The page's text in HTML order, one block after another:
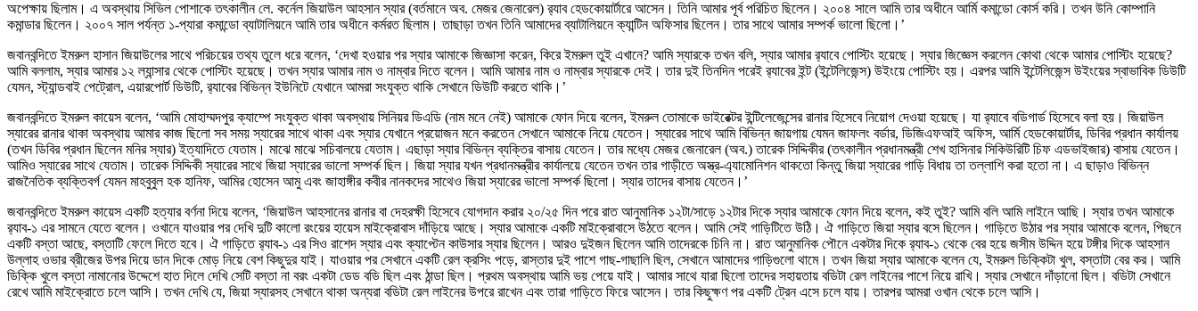
অপেক্ষায় ছিলাম। এ অবস্থায় সিভিল পোশাকে তৎকালীন লে. কর্নেল জিয়াউল আহসান স্যার (বর্তমানে অব. মেজর জেনারেল) র‍্যাব হেডকোয়ার্টারে আসেন। তিনি আমার পূর্ব পরিচিত ছিলেন। ২০০৪ সালে আমি তার অধীনে আর্মি কমান্ডো কোর্স করি। তখন উনি কোম্পানি
কমান্ডার ছিলেন। ২০০৭ সাল পর্যন্ত ১-প্যারা কমান্ডো ব্যাটালিয়নে আমি তার অধীনে কর্মরত ছিলাম। তাছাড়া তখন তিনি আমাদের ব্যাটালিয়নে ক্যান্টিন অফিসার ছিলেন। তার সাথে আমার সম্পর্ক ভালো ছিলো।’
জবানবন্দিতে ইমরুল হাসান জিয়াউলের সাথে পরিচয়ের তথ্য তুলে ধরে বলেন, ‘দেখা হওয়ার পর স্যার আমাকে জিজ্ঞাসা করেন, কিরে ইমরুল তুই এখানে? আমি স্যারকে তখন বলি, স্যার আমার র‍্যাবে পোস্টিং হয়েছে। স্যার জিজ্ঞেস করলেন কোথা থেকে আমার পোস্টিং হয়েছে?
আমি বললাম, স্যার আমার ১২ ল্যান্সার থেকে পোস্টিং হয়েছে। তখন স্যার আমার নাম ও নাম্বার দিতে বলেন। আমি আমার নাম ও নাম্বার স্যারকে দেই। তার দুই তিনদিন পরেই র‍্যাবের ইন্ট (ইন্টেলিজেন্স) উইংয়ে পোস্টিং হয়। এরপর আমি ইন্টেলিজেন্স উইংয়ের স্বাভাবিক ডিউটি
যেমন, স্ট্যান্ডবাই পেট্রোল, এয়ারপোর্ট ডিউটি, র‍্যাবের বিভিন্ন ইউনিটে যেখানে আমরা সংযুক্ত থাকি সেখানে ডিউটি করতে থাকি।’
জবানবন্দিতে ইমরুল কায়েস বলেন, ‘আমি মোহাম্মদপুর ক্যাম্পে সংযুক্ত থাকা অবস্থায় সিনিয়র ডিএডি (নাম মনে নেই) আমাকে ফোন দিয়ে বলেন, ইমরুল তোমাকে ডাইরেক্টর ইন্টিলেজেন্সের রানার হিসেবে নিয়োগ দেওয়া হয়েছে। যা র‍্যাবে বডিগার্ড হিসেবে বলা হয়। জিয়াউল
স্যারের রানার থাকা অবস্থায় আমার কাজ ছিলো সব সময় স্যারের সাথে থাকা এবং স্যার যেখানে প্রয়োজন মনে করতেন সেখানে আমাকে নিয়ে যেতেন। স্যারের সাথে আমি বিভিন্ন জায়গায় যেমন জাফলং বর্ডার, ডিজিএফআই অফিস, আর্মি হেডকোয়ার্টার, ডিবির প্রধান কার্যালয়
(তখন ডিবির প্রধান ছিলেন মনির স্যার) ইত্যাদিতে যেতাম। মাঝে মাঝে সচিবালয়ে যেতাম। এছাড়া স্যার বিভিন্ন ব্যক্তির বাসায় যেতেন। তার মধ্যে মেজর জেনারেল (অব.) তারেক সিদ্দিকীর (তৎকালীন প্রধানমন্ত্রী শেখ হাসিনার সিকিউরিটি চিফ এডভাইজার) বাসায় যেতেন।
আমিও স্যারের সাথে যেতাম। তারেক সিদ্দিকী স্যারের সাথে জিয়া স্যারের ভালো সম্পর্ক ছিল। জিয়া স্যার যখন প্রধানমন্ত্রীর কার্যালয়ে যেতেন তখন তার গাড়ীতে অস্ত্র-এ্যামোনিশন থাকতো কিন্তু জিয়া স্যারের গাড়ি বিধায় তা তল্লাশি করা হতো না। এ ছাড়াও বিভিন্ন
রাজনৈতিক ব্যক্তিবর্গ যেমন মাহবুবুল হক হানিফ, আমির হোসেন আমু এবং জাহাঙ্গীর কবীর নানকদের সাথেও জিয়া স্যারের ভালো সম্পর্ক ছিলো। স্যার তাদের বাসায় যেতেন।’
জবানবন্দিতে ইমরুল কায়েস একটি হত্যার বর্ণনা দিয়ে বলেন, ‘জিয়াউল আহসানের রানার বা দেহরক্ষী হিসেবে যোগদান করার ২০/২৫ দিন পরে রাত আনুমানিক ১২টা/সাড়ে ১২টার দিকে স্যার আমাকে ফোন দিয়ে বলেন, কই তুই? আমি বলি আমি লাইনে আছি। স্যার তখন আমাকে
র‍্যাব-১ এর সামনে যেতে বলেন। ওখানে যাওয়ার পর দেখি দুটি কালো রংয়ের হায়েস মাইক্রোবাস দাঁড়িয়ে আছে। স্যার আমাকে একটি মাইক্রোবাসে উঠতে বলেন। আমি সেই গাড়িটিতে উঠি। ঐ গাড়িতে জিয়া স্যার বসে ছিলেন। গাড়িতে উঠার পর স্যার আমাকে বলেন, পিছনে
একটি বস্তা আছে, বস্তাটি ফেলে দিতে হবে। ঐ গাড়িতে র‍্যাব-১ এর সিও রাশেদ স্যার এবং ক্যাপ্টেন কাউসার স্যার ছিলেন। আরও দুইজন ছিলেন আমি তাদেরকে চিনি না। রাত আনুমানিক পৌনে একটার দিকে র‍্যাব-১ থেকে বের হয়ে জসীম উদ্দিন হয়ে টঙ্গীর দিকে আহসান
উল্লাহ ওভার ব্রীজের উপর দিয়ে ডান দিকে মোড় নিয়ে বেশ কিছুদুর যাই। যাওয়ার পর সেখানে একটি রেল ক্রসিং পড়ে, রাস্তার দুই পাশে গাছ-গাছালি ছিল, সেখানে আমাদের গাড়িগুলো থামে। তখন জিয়া স্যার আমাকে বলেন যে, ইমরুল ডিক্কিটা খুল, বস্তাটা বের কর। আমি
ডিক্কি খুলে বস্তা নামানোর উদ্দেশে হাত দিলে দেখি সেটি বস্তা না বরং একটা ডেড বডি ছিল এবং ঠান্ডা ছিল। প্রথম অবস্থায় আমি ভয় পেয়ে যাই। আমার সাথে যারা ছিলো তাদের সহায়তায় বডিটা রেল লাইনের পাশে নিয়ে রাখি। স্যার সেখানে দাঁড়ানো ছিল। বডিটা সেখানে
রেখে আমি মাইক্রোতে চলে আসি। তখন দেখি যে, জিয়া স্যারসহ সেখানে থাকা অন্যরা বডিটা রেল লাইনের উপরে রাখেন এবং তারা গাড়িতে ফিরে আসেন। তার কিছুক্ষণ পর একটি ট্রেন এসে চলে যায়। তারপর আমরা ওখান থেকে চলে আসি।